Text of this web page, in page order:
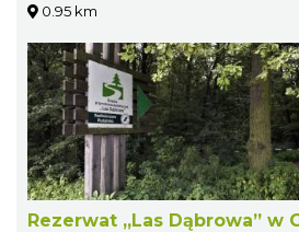
0.95 km
Rezerwat „Las Dąbrowa” w